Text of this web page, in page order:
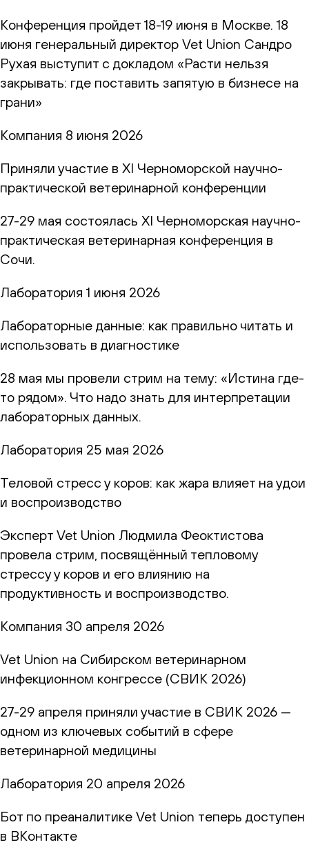
Конференция пройдет 18-19 июня в Москве. 18
июня генеральный директор Vet Union Сандро
Рухая выступит с докладом «Расти нельзя
закрывать: где поставить запятую в бизнесе на
грани»
Компания 8 июня 2026
Приняли участие в XI Черноморской научно-
практической ветеринарной конференции
27-29 мая состоялась XI Черноморская научно-
практическая ветеринарная конференция в
Сочи.
Лаборатория 1 июня 2026
Лабораторные данные: как правильно читать и
использовать в диагностике
28 мая мы провели стрим на тему: «Истина где-
то рядом». Что надо знать для интерпретации
лабораторных данных.
Лаборатория 25 мая 2026
Теловой стресс у коров: как жара влияет на удои
и воспроизводство
Эксперт Vet Union Людмила Феоктистова
провела стрим, посвящённый тепловому
стрессу у коров и его влиянию на
продуктивность и воспроизводство.
Компания 30 апреля 2026
Vet Union на Сибирском ветеринарном
инфекционном конгрессе (СВИК 2026)
27-29 апреля приняли участие в СВИК 2026 —
одном из ключевых событий в сфере
ветеринарной медицины
Лаборатория 20 апреля 2026
Бот по преаналитике Vet Union теперь доступен
в ВКонтакте